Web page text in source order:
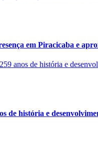
em Piracicaba e
de história e